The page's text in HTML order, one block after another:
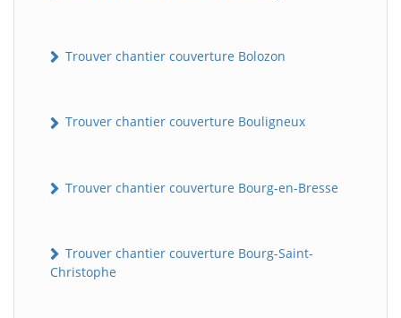
Trouver chantier couverture Bolozon
Trouver chantier couverture Bouligneux
Trouver chantier couverture Bourg-en-Bresse
Trouver chantier couverture Bourg-Saint-
Christophe